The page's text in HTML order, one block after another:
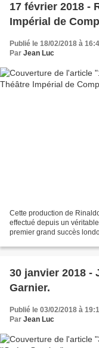
17 février 2018 -
Impérial de
Publié le 18/02/2018 à
Par Jean Luc
Cette production de
effectué depuis un
premier grand succès
30 janvier 2018 -
Garnier.
Publié le 03/02/2018 à
Par Jean Luc